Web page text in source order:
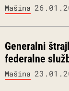
Mašina
Generalni
federalne
Mašina